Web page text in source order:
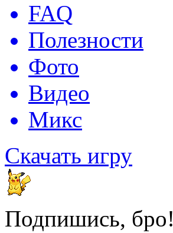
FAQ
Полезности
Фото
Видео
Микс
Скачать игру
Подпишись, бро!